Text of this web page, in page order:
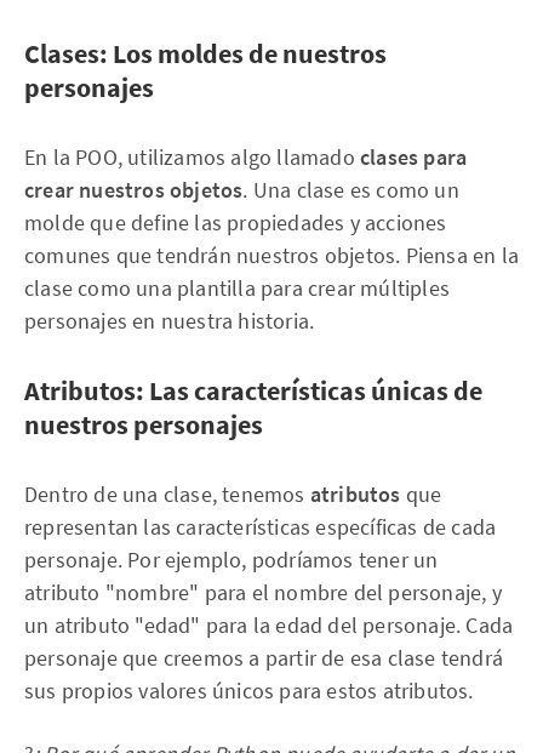
Clases: Los moldes de nuestros
personajes
En la POO, utilizamos algo llamado clases para
crear nuestros objetos. Una clase es como un
molde que define las propiedades y acciones
comunes que tendrán nuestros objetos. Piensa en la
clase como una plantilla para crear múltiples
personajes en nuestra historia.
Atributos: Las características únicas de
nuestros personajes
Dentro de una clase, tenemos atributos que
representan las características específicas de cada
personaje. Por ejemplo, podríamos tener un
atributo "nombre" para el nombre del personaje, y
un atributo "edad" para la edad del personaje. Cada
personaje que creemos a partir de esa clase tendrá
sus propios valores únicos para estos atributos.